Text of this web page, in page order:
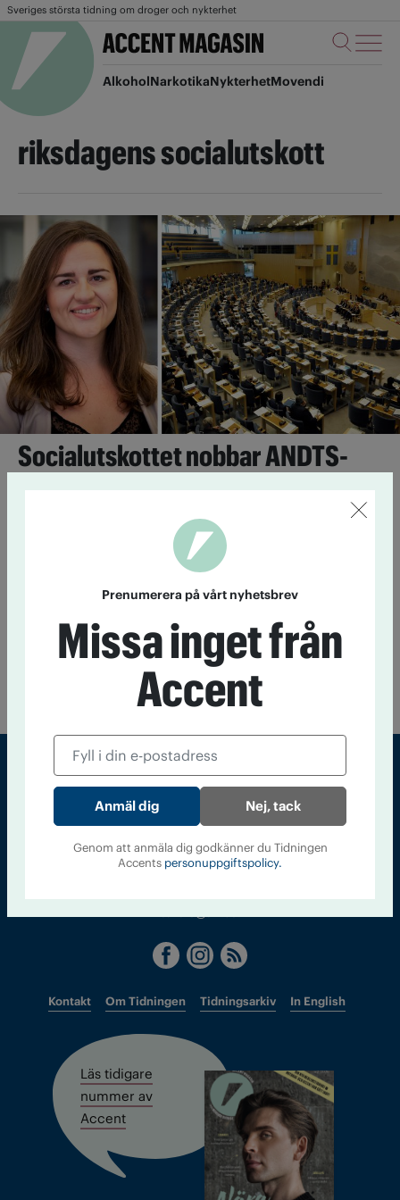
Sveriges största tidning om droger och nykterhet
AlkoholNarkotikaNykterhetMovendi
riksdagens socialutskott
Socialutskottet nobbar ANDTS-
strategi
Socialutskottet uppmanar riksdagen att säga nej
till regeringens förslag till ny ANDTS-strategi.
Politikerna tagna på sängen av
cannabisbolag
20 augusti 2020Ledamöter i socialutskottet är starkt kritiska
mot affärsidén:"Vård ska ges efter behov och med kunskap,
inte efter ogrundad övertygelse","Helt absurt", "Borde inte
Sveriges största tidning om droger och nykterhet
Tidningen Accent, A4, Bondegatan 21, 116 33 Stockholm
accent@iogt.se
Chefredaktör och ansvarig utgivare: Barbro Janson Lundkvist,
barbro@a4.se.
Kontakt Om Tidningen Tidningsarkiv In English
Läs tidigare
nummer av
Accent
Prenumerera på vårt nyhetsbrev
Missa inget från
Accent
Nej, tack
Genom att anmäla dig godkänner du Tidningen
Accents personuppgiftspolicy.